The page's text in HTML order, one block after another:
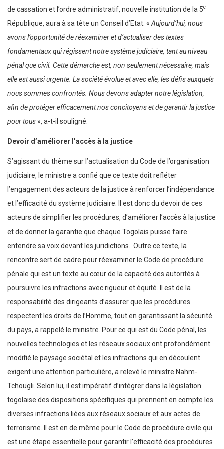
de cassation et l’ordre administratif, nouvelle institution de la 5e
République, aura à sa tête un Conseil d’Etat. « Aujourd’hui, nous
avons l’opportunité de réexaminer et d’actualiser des textes
fondamentaux qui régissent notre système judiciaire, tant au niveau
pénal que civil. Cette démarche est, non seulement nécessaire, mais
elle est aussi urgente. La société évolue et avec elle, les défis auxquels
nous sommes confrontés. Nous devons adapter notre législation,
afin de protéger efficacement nos concitoyens et de garantir la justice
pour tous », a-t-il souligné.
Devoir d’améliorer l’accès à la justice
S’agissant du thème sur l’actualisation du Code de l’organisation
judiciaire, le ministre a confié que ce texte doit refléter
l’engagement des acteurs de la justice à renforcer l’indépendance
et l’efficacité du système judiciaire. Il est donc du devoir de ces
acteurs de simplifier les procédures, d’améliorer l’accès à la justice
et de donner la garantie que chaque Togolais puisse faire
entendre sa voix devant les juridictions. Outre ce texte, la
rencontre sert de cadre pour réexaminer le Code de procédure
pénale qui est un texte au cœur de la capacité des autorités à
poursuivre les infractions avec rigueur et équité. Il est de la
responsabilité des dirigeants d’assurer que les procédures
respectent les droits de l’Homme, tout en garantissant la sécurité
du pays, a rappelé le ministre. Pour ce qui est du Code pénal, les
nouvelles technologies et les réseaux sociaux ont profondément
modifié le paysage sociétal et les infractions qui en découlent
exigent une attention particulière, a relevé le ministre Nahm-
Tchougli. Selon lui, il est impératif d’intégrer dans la législation
togolaise des dispositions spécifiques qui prennent en compte les
diverses infractions liées aux réseaux sociaux et aux actes de
terrorisme. Il est en de même pour le Code de procédure civile qui
est une étape essentielle pour garantir l’efficacité des procédures